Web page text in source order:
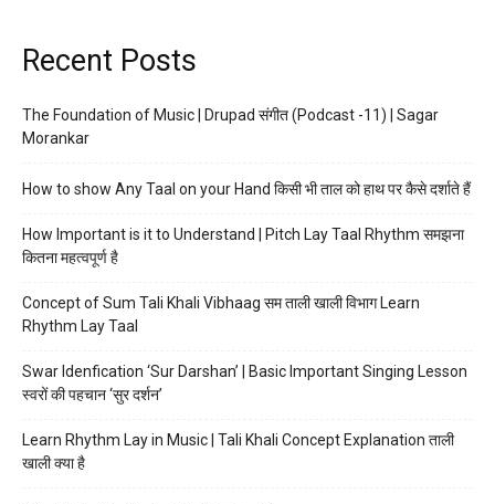
Recent Posts
The Foundation of Music | Drupad संगीत (Podcast -11) | Sagar
Morankar
How to show Any Taal on your Hand किसी भी ताल को हाथ पर कैसे दर्शाते हैं
How Important is it to Understand | Pitch Lay Taal Rhythm समझना
कितना महत्वपूर्ण है
Concept of Sum Tali Khali Vibhaag सम ताली खाली विभाग Learn
Rhythm Lay Taal
Swar Idenfication ‘Sur Darshan’ | Basic Important Singing Lesson
स्वरों की पहचान ‘सुर दर्शन’
Learn Rhythm Lay in Music | Tali Khali Concept Explanation ताली
खाली क्या है